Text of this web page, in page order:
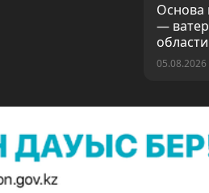
Основа
—
области
05.08.2026
10